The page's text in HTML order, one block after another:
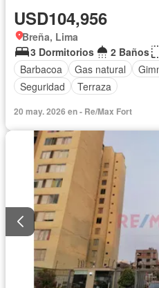
USD104,956
Breña, Lima
3 Dormitorios
2 Baños
Barbacoa
Gas natural
Seguridad
Terraza
20 may. 2026 en - Re/Max Fort